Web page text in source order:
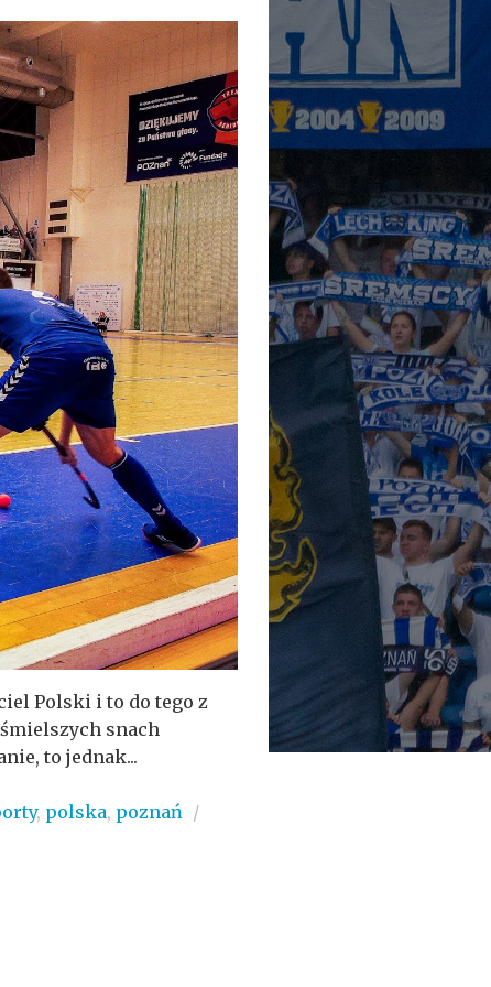
Polski i to do tego z
snach
to jednak...
, polska, poznań /